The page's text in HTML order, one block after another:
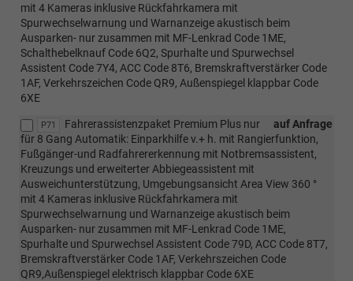
mit 4 Kameras inklusive Rückfahrkamera mit
Spurwechselwarnung und Warnanzeige akustisch beim
Ausparken- nur zusammen mit MF-Lenkrad Code 1ME,
Schalthebelknauf Code 6Q2, Spurhalte und Spurwechsel
Assistent Code 7Y4, ACC Code 8T6, Bremskraftverstärker Code
1AF, Verkehrszeichen Code QR9, Außenspiegel klappbar Code
6XE
P71 auf Anfrage
Fahrerassistenzpaket Premium Plus nur
für 8 Gang Automatik: Einparkhilfe v.+ h. mit Rangierfunktion,
Fußgänger-und Radfahrererkennung mit Notbremsassistent,
Kreuzungs und erweiterter Abbiegeassistent mit
Ausweichunterstützung, Umgebungsansicht Area View 360 °
mit 4 Kameras inklusive Rückfahrkamera mit
Spurwechselwarnung und Warnanzeige akustisch beim
Ausparken- nur zusammen mit MF-Lenkrad Code 1ME,
Spurhalte und Spurwechsel Assistent Code 79D, ACC Code 8T7,
Bremskraftverstärker Code 1AF, Verkehrszeichen Code
QR9,Außenspiegel elektrisch klappbar Code 6XE